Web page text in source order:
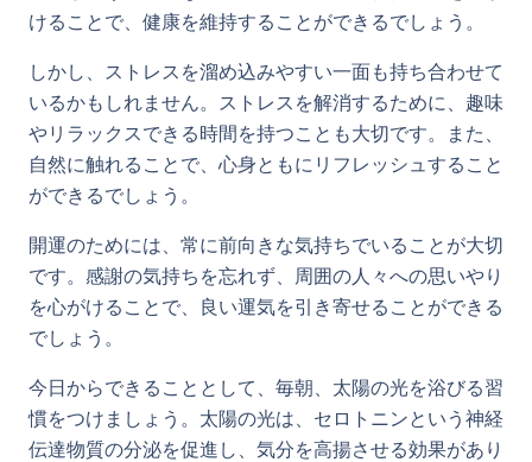
けることで、健康を維持することができるでしょう。
しかし、ストレスを溜め込みやすい一面も持ち合わせて
いるかもしれません。ストレスを解消するために、趣味
やリラックスできる時間を持つことも大切です。また、
自然に触れることで、心身ともにリフレッシュすること
ができるでしょう。
開運のためには、常に前向きな気持ちでいることが大切
です。感謝の気持ちを忘れず、周囲の人々への思いやり
を心がけることで、良い運気を引き寄せることができる
でしょう。
今日からできることとして、毎朝、太陽の光を浴びる習
慣をつけましょう。太陽の光は、セロトニンという神経
伝達物質の分泌を促進し、気分を高揚させる効果があり